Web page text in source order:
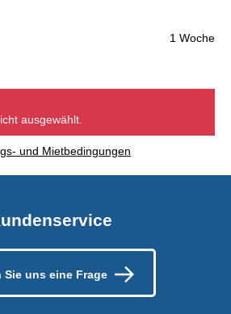
1 Woche
ausgewählt.
und Mietbedingungen
Sie uns eine Frage